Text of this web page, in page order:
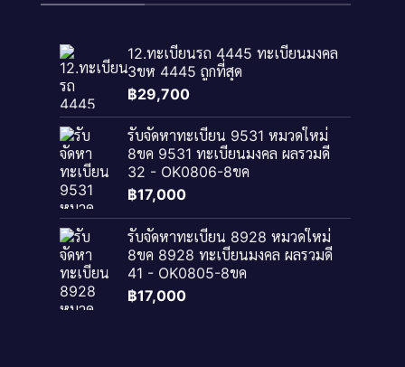
12.ทะเบียนรถ 4445 ทะเบียนมงคล
3ขห 4445 ถูกที่สุด
฿29,700
รับจัดหาทะเบียน 9531 หมวดใหม่
8ขค 9531 ทะเบียนมงคล ผลรวมดี
32 - OK0806-8ขค
฿17,000
รับจัดหาทะเบียน 8928 หมวดใหม่
8ขค 8928 ทะเบียนมงคล ผลรวมดี
41 - OK0805-8ขค
฿17,000